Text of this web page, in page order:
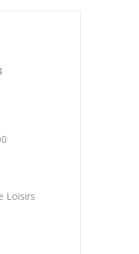
Loisirs